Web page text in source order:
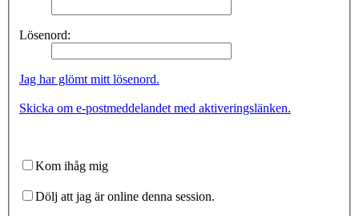
Lösenord:
Jag har glömt mitt lösenord.
Skicka om e-postmeddelandet med aktiveringslänken.
Kom ihåg mig
Dölj att jag är online denna session.